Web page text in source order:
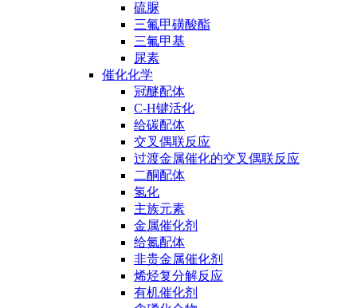
硫脲
三氟甲磺酸酯
三氟甲基
尿素
催化化学
冠醚配体
C-H键活化
给碳配体
交叉偶联反应
过渡金属催化的交叉偶联反应
二酮配体
氢化
主族元素
金属催化剂
给氮配体
非贵金属催化剂
烯烃复分解反应
有机催化剂